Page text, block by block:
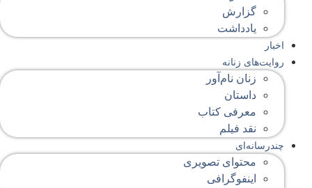
گزارش
یادداشت
اخبار
روایت‌های زنانه
زنان نام‌آور
داستان
معرفی کتاب
نقد فیلم
چندرسانه‌ای
محتوای تصویری
اینفوگرافی